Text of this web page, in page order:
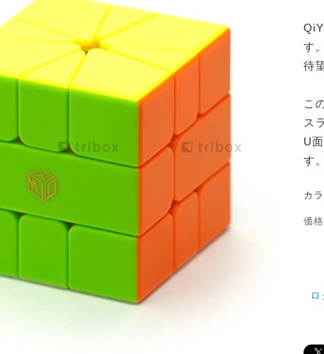
す。
待
こ
ス
U
す。
カラ
価
ロ